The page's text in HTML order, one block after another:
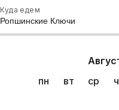
Куда едем
пн
вт ср
в Ропшинских Ключах: